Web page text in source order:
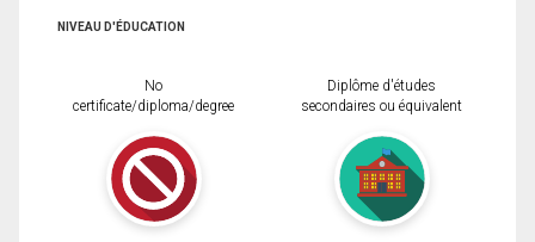
NIVEAU D'ÉDUCATION
No
certificate/diploma/degree
Diplôme d'études
secondaires ou équivalent